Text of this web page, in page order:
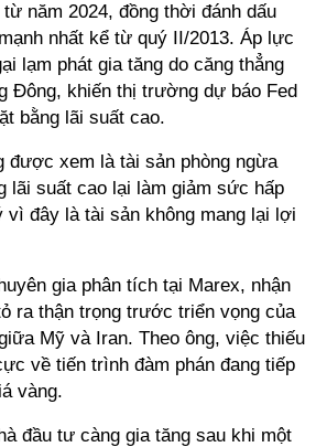
năm 2024, đồng thời đánh dấu
nhất kể từ quý II/2013. Áp lực
lạm phát gia tăng do căng thẳng
Đông, khiến thị trường dự báo Fed
bằng lãi suất cao.
được xem là tài sản phòng ngừa
lãi suất cao lại làm giảm sức hấp
vì đây là tài sản không mang lại lợi
gia phân tích tại Marex, nhận
ra thận trọng trước triển vọng của
Mỹ và Iran. Theo ông, việc thiếu
về tiến trình đàm phán đang tiếp
vàng.
đầu tư càng gia tăng sau khi một